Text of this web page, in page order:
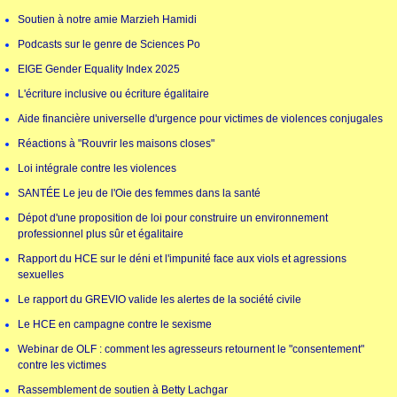
Soutien à notre amie Marzieh Hamidi
Podcasts sur le genre de Sciences Po
EIGE Gender Equality Index 2025
L'écriture inclusive ou écriture égalitaire
Aide financière universelle d'urgence pour victimes de violences conjugales
Réactions à "Rouvrir les maisons closes"
Loi intégrale contre les violences
SANTÉE Le jeu de l'Oie des femmes dans la santé
Dépot d'une proposition de loi pour construire un environnement
professionnel plus sûr et égalitaire
Rapport du HCE sur le déni et l'impunité face aux viols et agressions
sexuelles
Le rapport du GREVIO valide les alertes de la société civile
Le HCE en campagne contre le sexisme
Webinar de OLF : comment les agresseurs retournent le "consentement"
contre les victimes
Rassemblement de soutien à Betty Lachgar